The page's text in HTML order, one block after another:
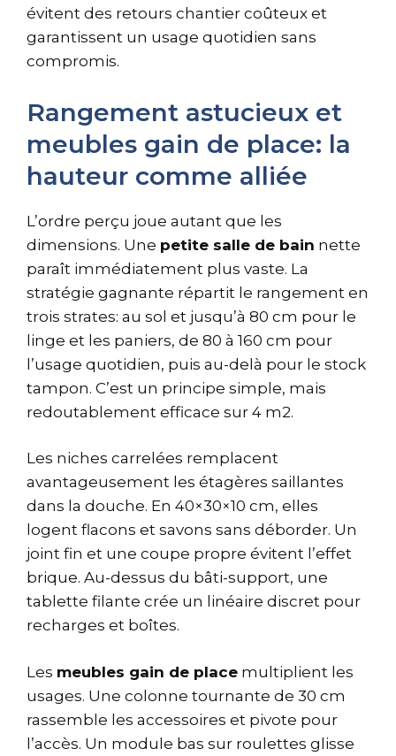
évitent des retours chantier coûteux et
garantissent un usage quotidien sans
compromis.
Rangement astucieux et
meubles gain de place: la
hauteur comme alliée
L’ordre perçu joue autant que les
dimensions. Une petite salle de bain nette
paraît immédiatement plus vaste. La
stratégie gagnante répartit le rangement en
trois strates: au sol et jusqu’à 80 cm pour le
linge et les paniers, de 80 à 160 cm pour
l’usage quotidien, puis au-delà pour le stock
tampon. C’est un principe simple, mais
redoutablement efficace sur 4 m2.
Les niches carrelées remplacent
avantageusement les étagères saillantes
dans la douche. En 40×30×10 cm, elles
logent flacons et savons sans déborder. Un
joint fin et une coupe propre évitent l’effet
brique. Au-dessus du bâti-support, une
tablette filante crée un linéaire discret pour
recharges et boîtes.
Les meubles gain de place multiplient les
usages. Une colonne tournante de 30 cm
rassemble les accessoires et pivote pour
l’accès. Un module bas sur roulettes glisse